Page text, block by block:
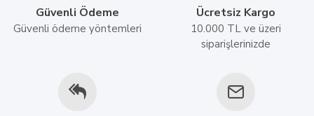
Güvenli Ödeme
Güvenli ödeme yöntemleri
Ücretsiz Kargo
10.000 TL ve üzeri
siparişlerinizde